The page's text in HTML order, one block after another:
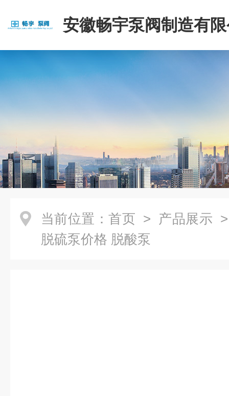
安徽畅宇泵阀制造有
当前位置： 首页 > 产品展示
脱硫泵价格 脱酸泵